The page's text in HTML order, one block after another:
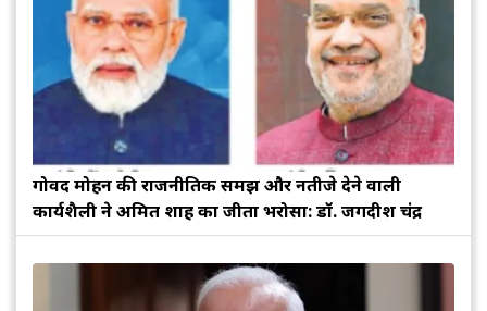
गोविंद मोहन की राजनीतिक समझ और नतीजे देने वाली
कार्यशैली ने अमित शाह का जीता भरोसा: डॉ. जगदीश चंद्र